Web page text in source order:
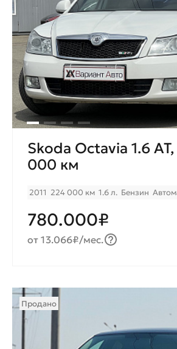
Skoda Octavia 1.6
000 км
2011 224 000 км 1.6 л. Бензин
780.000₽
от 13.066₽/мес.
Продано